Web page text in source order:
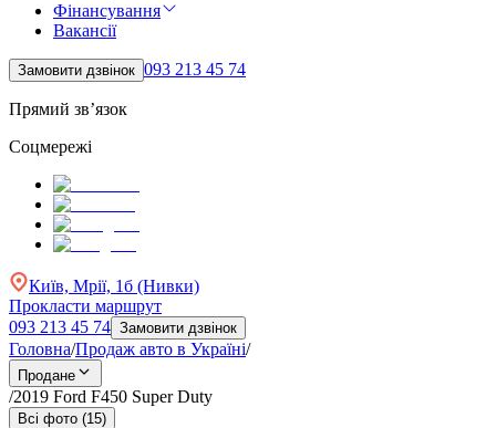
Фінансування
Вакансії
Замовити дзвінок 093 213 45 74
Прямий зв’язок
Соцмережі
Київ, Мрії, 1б (Нивки)
Прокласти маршрут
093 213 45 74 Замовити дзвінок
Головна/Продаж авто в Україні/
Продане
/2019 Ford F450 Super Duty
Всі фото (15)